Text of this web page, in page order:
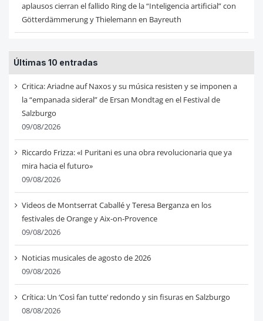
aplausos cierran el fallido Ring de la “Inteligencia artificial” con
Götterdämmerung y Thielemann en Bayreuth
Últimas 10 entradas
Critica: Ariadne auf Naxos y su música resisten y se imponen a
la “empanada sideral” de Ersan Mondtag en el Festival de
Salzburgo
09/08/2026
Riccardo Frizza: «I Puritani es una obra revolucionaria que ya
mira hacia el futuro»
09/08/2026
Videos de Montserrat Caballé y Teresa Berganza en los
festivales de Orange y Aix-on-Provence
09/08/2026
Noticias musicales de agosto de 2026
09/08/2026
Crítica: Un ‘Così fan tutte’ redondo y sin fisuras en Salzburgo
08/08/2026